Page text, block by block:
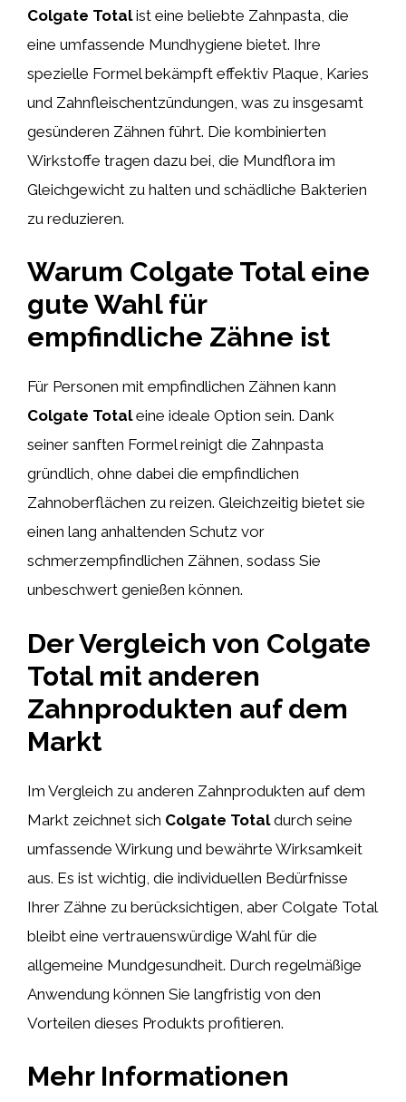
Colgate Totalist eine beliebte Zahnpasta, die
eine umfassende Mundhygiene bietet. Ihre
spezielle Formel bekämpft effektiv Plaque, Karies
und Zahnfleischentzündungen, was zu insgesamt
gesünderen Zähnen führt. Die kombinierten
Wirkstoffe tragen dazu bei, die Mundflora im
Gleichgewicht zu halten und schädliche Bakterien
zu reduzieren.
Warum Colgate Total eine
gute Wahl für
empfindliche Zähne ist
Für Personen mit empfindlichen Zähnen kann
Colgate Totaleine ideale Option sein. Dank
seiner sanften Formel reinigt die Zahnpasta
gründlich, ohne dabei die empfindlichen
Zahnoberflächen zu reizen. Gleichzeitig bietet sie
einen lang anhaltenden Schutz vor
schmerzempfindlichen Zähnen, sodass Sie
unbeschwert genießen können.
Der Vergleich von Colgate
Total mit anderen
Zahnprodukten auf dem
Markt
Im Vergleich zu anderen Zahnprodukten auf dem
Markt zeichnet sich Colgate Totaldurch seine
umfassende Wirkung und bewährte Wirksamkeit
aus. Es ist wichtig, die individuellen Bedürfnisse
Ihrer Zähne zu berücksichtigen, aber Colgate Total
bleibt eine vertrauenswürdige Wahl für die
allgemeine Mundgesundheit. Durch regelmäßige
Anwendung können Sie langfristig von den
Vorteilen dieses Produkts profitieren.
Mehr Informationen